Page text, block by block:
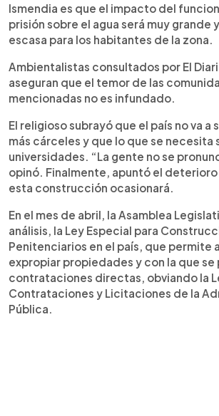
Ismendia es que el impacto del
prisión sobre el agua será muy grande
escasa para los habitantes de la zona.
Ambientalistas consultados por El
aseguran que el temor de las
mencionadas no es infundado.
El religioso subrayó que el país no va a
más cárceles y que lo que se necesita
universidades. “La gente no se
opinó. Finalmente, apuntó el
esta construcción ocasionará.
En el mes de abril, la Asamblea
análisis, la Ley Especial para
Penitenciarios en el país, que permite
expropiar propiedades y con la que
contrataciones directas, obviando la
Contrataciones y Licitaciones de la
Pública.